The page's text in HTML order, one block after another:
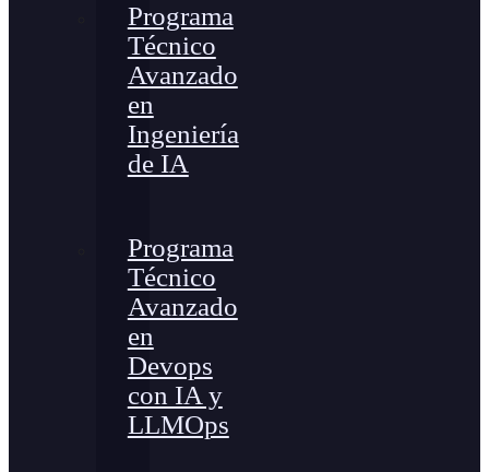
Programa
Técnico
Avanzado
en
Ingeniería
de IA
Programa
Técnico
Avanzado
en
Devops
con IA y
LLMOps